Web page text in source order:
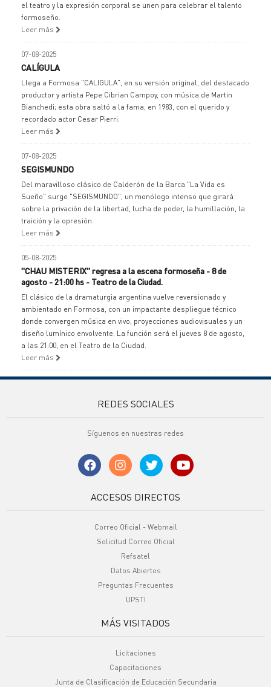
el teatro y la expresión corporal se unen para celebrar el talento
formoseño.
Leer más
07-08-2025
CALÍGULA
Llega a Formosa "CALIGULA", en su versión original, del destacado
productor y artista Pepe Cibrian Campoy, con música de Martin
Bianchedi; esta obra saltó a la fama, en 1983, con el querido y
recordado actor Cesar Pierri.
Leer más
07-08-2025
SEGISMUNDO
Del maravilloso clásico de Calderón de la Barca "La Vida es
Sueño" surge "SEGISMUNDO", un monólogo intenso que girará
sobre la privación de la libertad, lucha de poder, la humillación, la
traición y la opresión.
Leer más
05-08-2025
"CHAU MISTERIX" regresa a la escena formoseña - 8 de
agosto - 21:00 hs - Teatro de la Ciudad.
El clásico de la dramaturgia argentina vuelve reversionado y
ambientado en Formosa, con un impactante despliegue técnico
donde convergen música en vivo, proyecciones audiovisuales y un
diseño lumínico envolvente. La función será el jueves 8 de agosto,
a las 21:00, en el Teatro de la Ciudad.
Leer más
REDES SOCIALES
Síguenos en nuestras redes
ACCESOS DIRECTOS
Correo Oficial - Webmail
Solicitud Correo Oficial
Refsatel
Datos Abiertos
Preguntas Frecuentes
UPSTI
MÁS VISITADOS
Licitaciones
Capacitaciones
Junta de Clasificación de Educación Secundaria